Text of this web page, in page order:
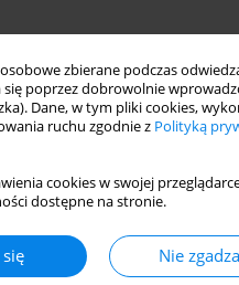
zbierane podczas
poprzez dobrowolnie
Dane, w tym pliki cookies,
ruchu zgodnie z Polityką
cookies w swojej
dostępne na stronie.
Nie